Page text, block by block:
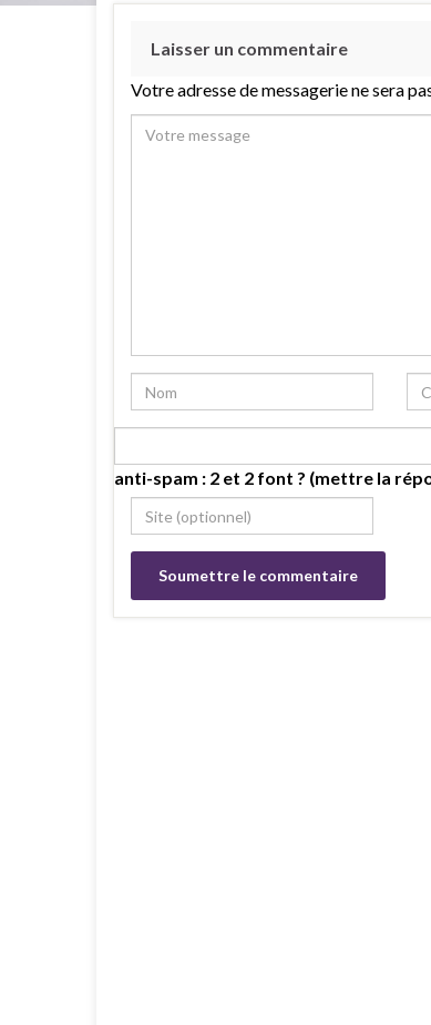
Laisser un commentaire
Votre adresse de messagerie ne sera
anti-spam : 2 et 2 font ? (mettre la